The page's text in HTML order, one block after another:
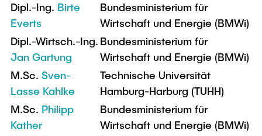
Dipl.-Ing. Birte
Everts
Bundesministerium für
Wirtschaft und Energie (BMWi)
Dipl.-Wirtsch.-Ing.
Jan Gartung
Bundesministerium für
Wirtschaft und Energie (BMWi)
M.Sc. Sven-
Lasse Kahlke
Technische Universität
Hamburg-Harburg (TUHH)
M.Sc. Philipp
Kather
Bundesministerium für
Wirtschaft und Energie (BMWi)